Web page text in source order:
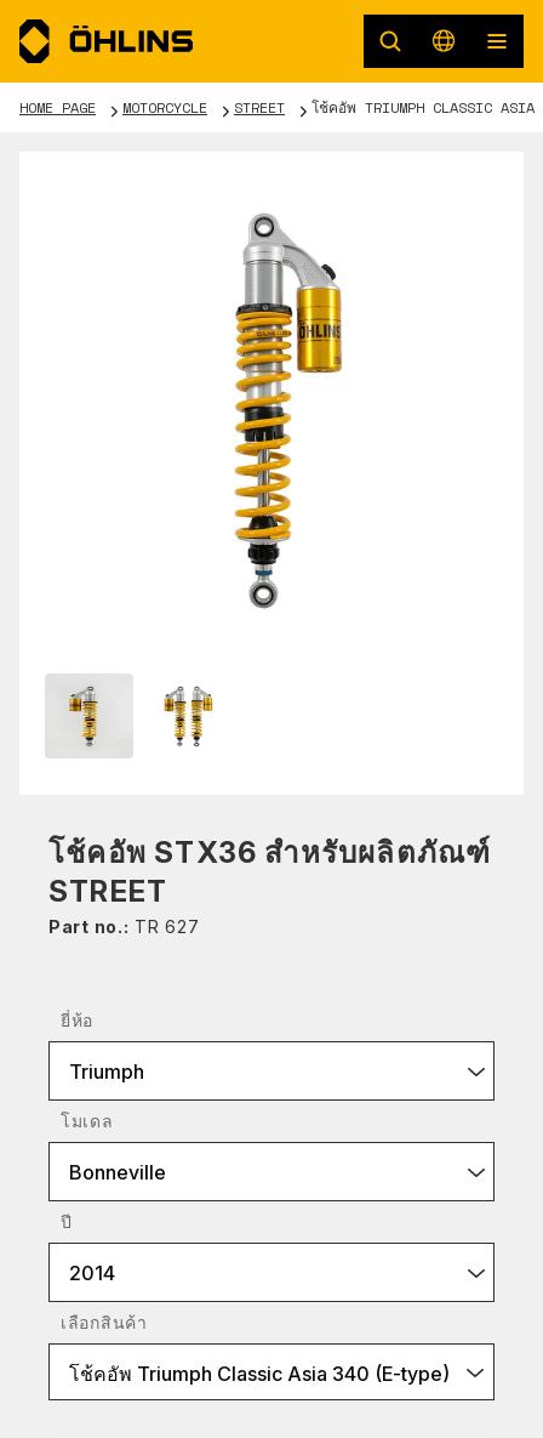
HOME PAGE MOTORCYCLE STREET โช้คอัพ TRIUMPH CLASSIC
โช้คอัพ STX36 สำหรับผลิตภัณฑ์
STREET
Part no.: TR 627
ยี่ห้อ
Triumph
โมเดล
Bonneville
ปี
2014
เลือกสินค้า
โช้คอัพ Triumph Classic Asia 340 (E-type)